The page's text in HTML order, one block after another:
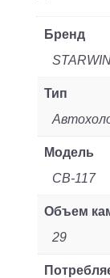
Бренд
Тип
Модель
CB-117
Объем
29